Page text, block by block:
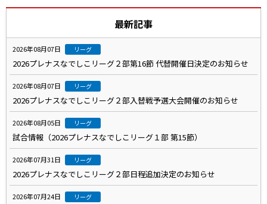
最新記事
2026年08月07日 リーグ
2026プレナスなでしこリーグ２部第16節 代替開催日決定のお知らせ
2026年08月07日 リーグ
2026プレナスなでしこリーグ２部入替戦予選大会開催のお知らせ
2026年08月05日 リーグ
試合情報（2026プレナスなでしこリーグ１部 第15節）
2026年07月31日 リーグ
2026プレナスなでしこリーグ２部日程追加決定のお知らせ
2026年07月24日 リーグ